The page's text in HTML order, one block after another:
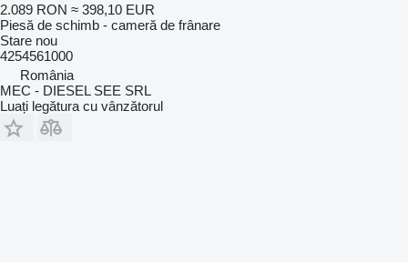
2.089 RON ≈ 398,10 EUR
Piesă de schimb - cameră de frânare
Stare nou
4254561000
România
MEC - DIESEL SEE SRL
Luați legătura cu vânzătorul